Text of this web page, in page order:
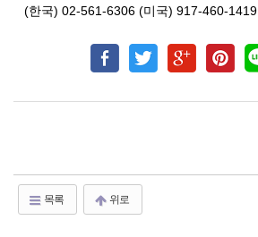
(한국) 02-561-6306 (미국) 917-460-1419
목록 위로